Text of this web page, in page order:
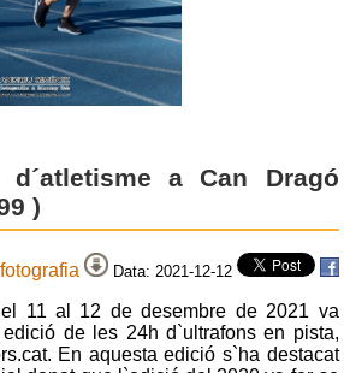
a Can Dragó
)
Data: 2021-12-12
11 al 12 de desembre de 2021 va
de les 24h d`ultrafons en pista,
En aquesta edició s`ha destacat